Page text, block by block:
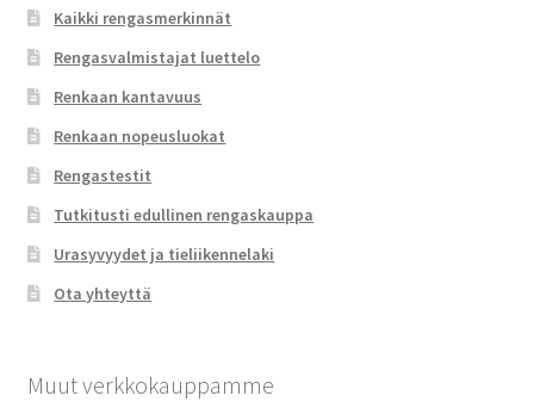
Kaikki rengasmerkinnät
Rengasvalmistajat luettelo
Renkaan kantavuus
Renkaan nopeusluokat
Rengastestit
Tutkitusti edullinen rengaskauppa
Urasyvyydet ja tieliikennelaki
Ota yhteyttä
Muut verkkokauppamme